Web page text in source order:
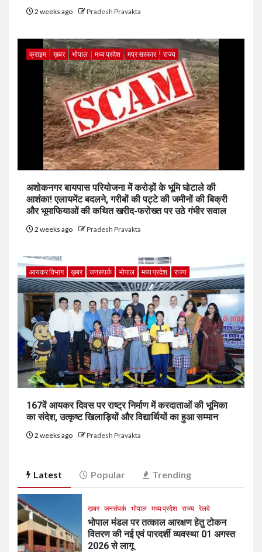
2 weeks ago Pradesh Pravakta
क्राइम ख़बर भोपाल मध्य प्रदेश मप्र सरकार राज्य
अशोकनगर बायपास परियोजना में करोड़ों के भूमि घोटाले की
आशंका! एलायमेंट बदलने, गरीबों की पट्टे की जमीनों की बिक्री
और भूमाफियाओं की कथित खरीद-फरोख्त पर उठे गंभीर सवाल
2 weeks ago Pradesh Pravakta
आयकर विभाग ख़बर जनसंपर्क भोपाल मध्य प्रदेश राज्य
167वें आयकर दिवस पर राष्ट्र निर्माण में करदाताओं की भूमिका
का संदेश, उत्कृष्ट खिलाड़ियों और विद्यार्थियों का हुआ सम्मान
2 weeks ago Pradesh Pravakta
Latest Popular Trending
ख़बर जनसंपर्क भोपाल मध्य प्रदेश राज्य रेलवे
भोपाल मंडल पर तत्काल आरक्षण हेतु टोकन
वितरण की नई एवं पारदर्शी व्यवस्था 01 अगस्त
2026 से लागू